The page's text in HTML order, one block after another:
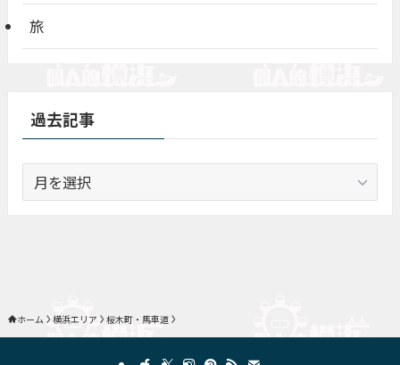
旅
過去記事
去
ホーム 横浜エリア 桜木町・馬車道